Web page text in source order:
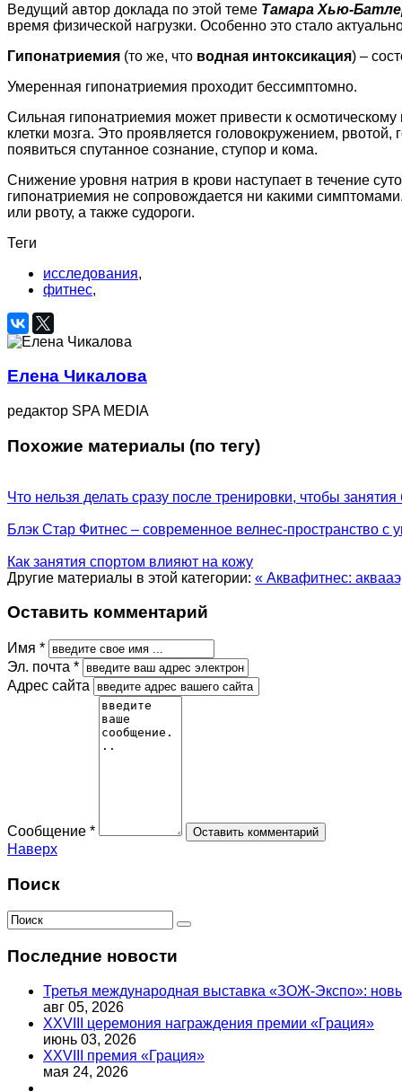
Ведущий автор доклада по этой теме Тамара Хью-
время физической нагрузки. Особенно это стало
Гипонатриемия (то же, что водная интоксикация) –
Умеренная гипонатриемия проходит бессимптомно.
Сильная гипонатриемия может привести к
клетки мозга. Это проявляется головокружением,
появиться спутанное сознание, ступор и кома.
Снижение уровня натрия в крови наступает в течение
гипонатриемия не сопровождается ни какими
или рвоту, а также судороги.
Теги
исследования,
фитнес,
Елена Чикалова
редактор SPA MEDIA
Похожие материалы (по тегу)
Что нельзя делать сразу после тренировки, чтобы
Блэк Стар Фитнес – современное велнес-пространство
Как занятия спортом влияют на кожу
Другие материалы в этой категории: « Аквафитнес:
Оставить комментарий
Имя *
Эл. почта *
Адрес сайта
Сообщение *
Наверх
Поиск
Последние новости
Третья международная выставка «ЗОЖ-Экспо»:
авг 05, 2026
XXVIII церемония награждения премии «Грация»
июнь 03, 2026
XXVIII премия «Грация»
мая 24, 2026